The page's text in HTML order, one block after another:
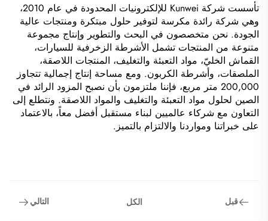
تأسست شركة Kunwei للإلكترونيات المحدودة في عام 2010،
وهي شركة رائدة مكرسة لتوفير حلول مبتكرة ومنتجات عالية
الجودة. نحن متخصصون في البحث والتطوير وإنتاج مجموعة
متنوعة من المنتجات تشمل الأشرطة الزخرفية للسيارات،
القماش الخليّ، مواد التعبئة والتغليف، المنتجات اللاصقة،
الملصقات، وأشرطة الكربون. ومع مساحة إنتاج إجمالية تتجاوز
200,000 متر مربع، فإننا ملتزمون بأن نصبح المزود الرائد في
الصين لحلول مواد التعبئة والتغليف والمواد اللاصقة. ونتطلع إلى
التعاون مع شركاء عالميين لبناء مستقبل أفضل معاً، بالاعتماد
على خبراتنا ومواردنا والالتزام بالتميز.
قبل الكل التالي